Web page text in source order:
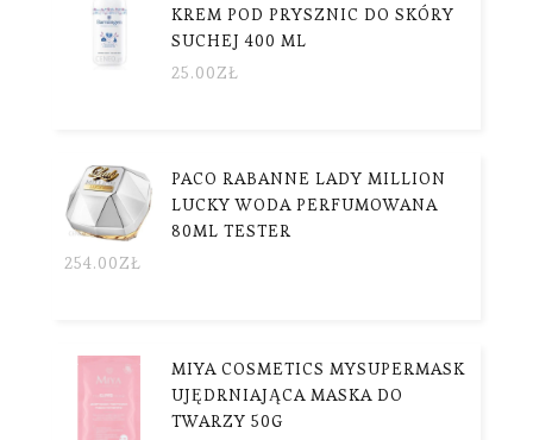
KREM POD PRYSZNIC DO SKÓRY
SUCHEJ 400 ML
25.00ZŁ
PACO RABANNE LADY MILLION
LUCKY WODA PERFUMOWANA
80ML TESTER
254.00ZŁ
MIYA COSMETICS MYSUPERMASK
UJĘDRNIAJĄCA MASKA DO
TWARZY 50G